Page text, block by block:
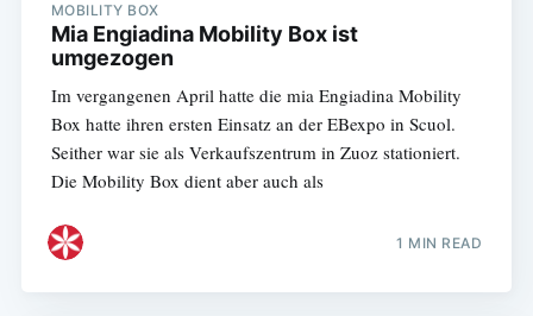
MOBILITY BOX
Mia Engiadina Mobility Box ist
umgezogen
Im vergangenen April hatte die mia Engiadina Mobility
Box hatte ihren ersten Einsatz an der EBexpo in Scuol.
Seither war sie als Verkaufszentrum in Zuoz stationiert.
Die Mobility Box dient aber auch als
1 MIN READ